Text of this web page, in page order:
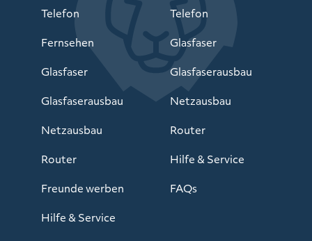
Telefon
Fernsehen
Glasfaser
Glasfaserausbau
Netzausbau
Router
Freunde werben
Hilfe & Service
Telefon
Glasfaser
Glasfaserausbau
Netzausbau
Router
Hilfe & Service
FAQs